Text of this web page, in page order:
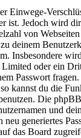
Einwege-
ist. Jedoch wird
von
deinem
Insbesondere
oder ein
Passwort
kannst du die
Die
und
neu generiertes
das Board